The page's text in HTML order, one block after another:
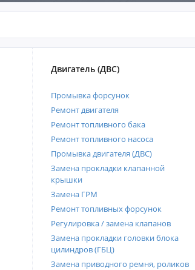
Двигатель (ДВС)
Промывка форсунок
Ремонт двигателя
Ремонт топливного бака
Ремонт топливного насоса
Промывка двигателя (ДВС)
Замена прокладки клапанной
крышки
Замена ГРМ
Ремонт топливных форсунок
Регулировка / замена клапанов
Замена прокладки головки блока
цилиндров (ГБЦ)
Замена приводного ремня, роликов